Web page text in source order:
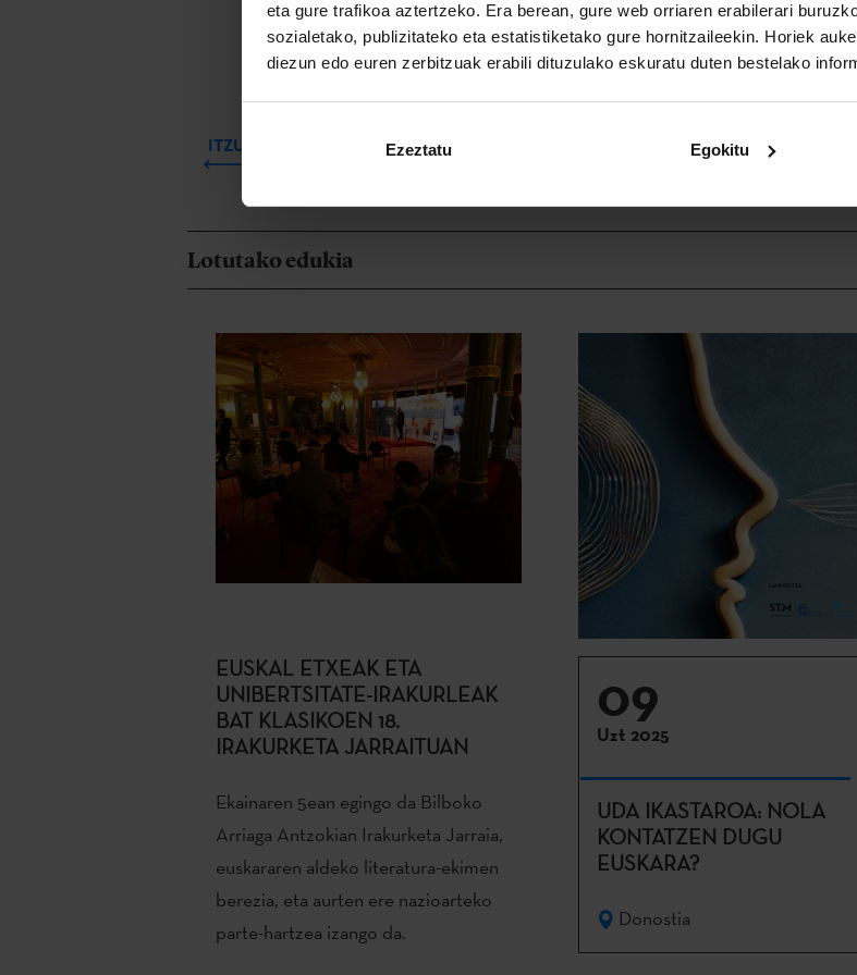
eta gure trafikoa aztertzeko. Era berean, gure web orriaren erabilerari
sozialetako, publizitateko eta estatistiketako gure hornitzaileekin. Horiek
diezun edo euren zerbitzuak erabili dituzulako eskuratu duten bestelako
Ezeztatu Egokitu
DESKARGATU
ITZULI
Lotutako edukia
EUSKAL ETXEAK ETA
UNIBERTSITATE-IRAKURLEAK
BAT KLASIKOEN 18.
IRAKURKETA JARRAITUAN
Ekainaren 5ean egingo da Bilboko
Arriaga Antzokian Irakurketa Jarraia,
euskararen aldeko literatura-ekimen
berezia, eta aurten ere nazioarteko
parte-hartzea izango da.
09
Uzt 2025
UDA IKASTAROA: NOLA
KONTATZEN DUGU
EUSKARA?
Donostia